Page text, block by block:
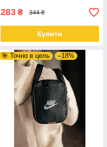
283 ₴ 344 ₴
Купити
🎯 Точно в цель –18%